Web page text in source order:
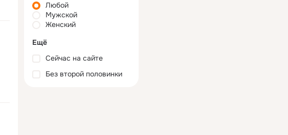
Любой
Мужской
Женский
Ещё
Сейчас на сайте
Без второй половинки